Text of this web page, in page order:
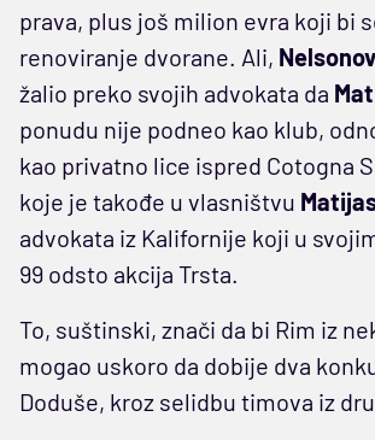
prava, plus još milion evra koji bi
renoviranje dvorane. Ali, Nelsonov
žalio preko svojih advokata da
ponudu nije podneo kao klub,
kao privatno lice ispred Cotogna
koje je takođe u vlasništvu
advokata iz Kalifornije koji u
99 odsto akcija Trsta.
To, suštinski, znači da bi Rim iz
mogao uskoro da dobije dva
Doduše, kroz selidbu timova iz